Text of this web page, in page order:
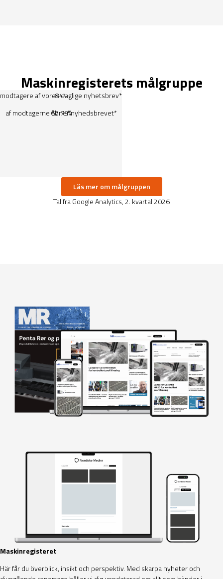
Maskinregisterets målgruppe
844
modtagere af vores daglige nyhetsbrev*
67.73%
af modtagerne åbner nyhedsbrevet*
Läs mer om målgruppen
Tal fra Google Analytics, 2. kvartal 2026
Maskinregisteret
Här får du överblick, insikt och perspektiv. Med skarpa nyheter och